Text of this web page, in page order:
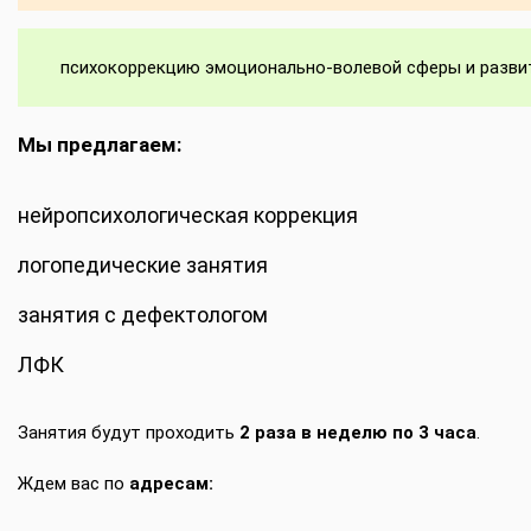
психокоррекцию эмоционально-волевой сферы и
Мы предлагаем:
нейропсихологическая коррекция
логопедические занятия
занятия с дефектологом
ЛФК
Занятия будут проходить 2 раза в неделю по 3 часа
Ждем вас по адресам: